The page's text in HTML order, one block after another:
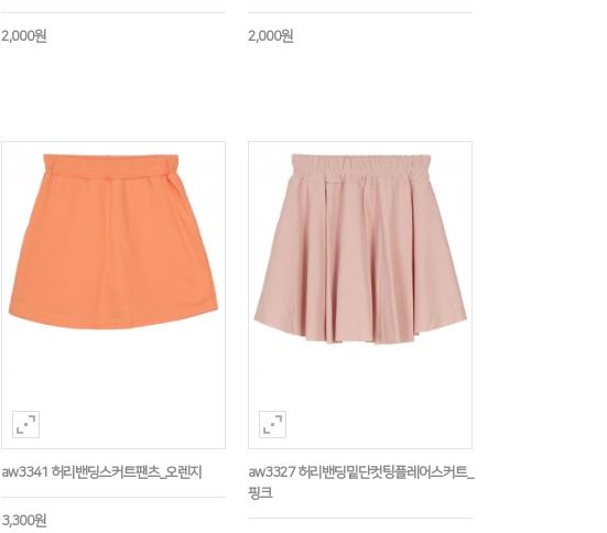
2,000원 2,000원
aw3341 허리밴딩스커트팬츠_오렌지
3,300원
aw3327 허리밴딩밑단컷팅플레어스커트_
핑크